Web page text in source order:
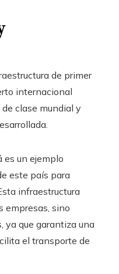
de primer
internacional
clase mundial y
es un ejemplo
este país para
infraestructura
empresas, sino
ya que garantiza una
el transporte de